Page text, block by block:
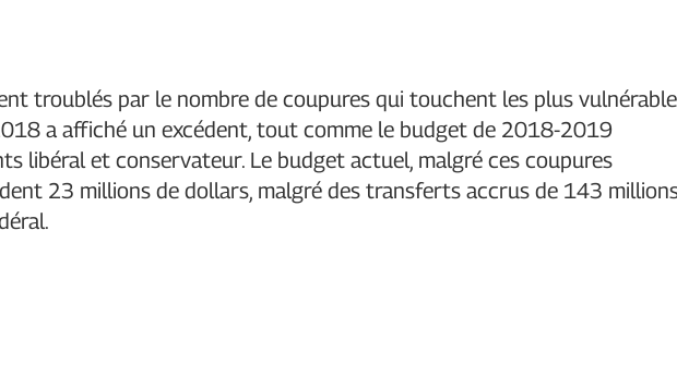
troublés par le nombre de coupures qui touchent les plus
a affiché un excédent, tout comme le budget de 2018-2019
libéral et conservateur. Le budget actuel, malgré ces coupures
23 millions de dollars, malgré des transferts accrus de 143